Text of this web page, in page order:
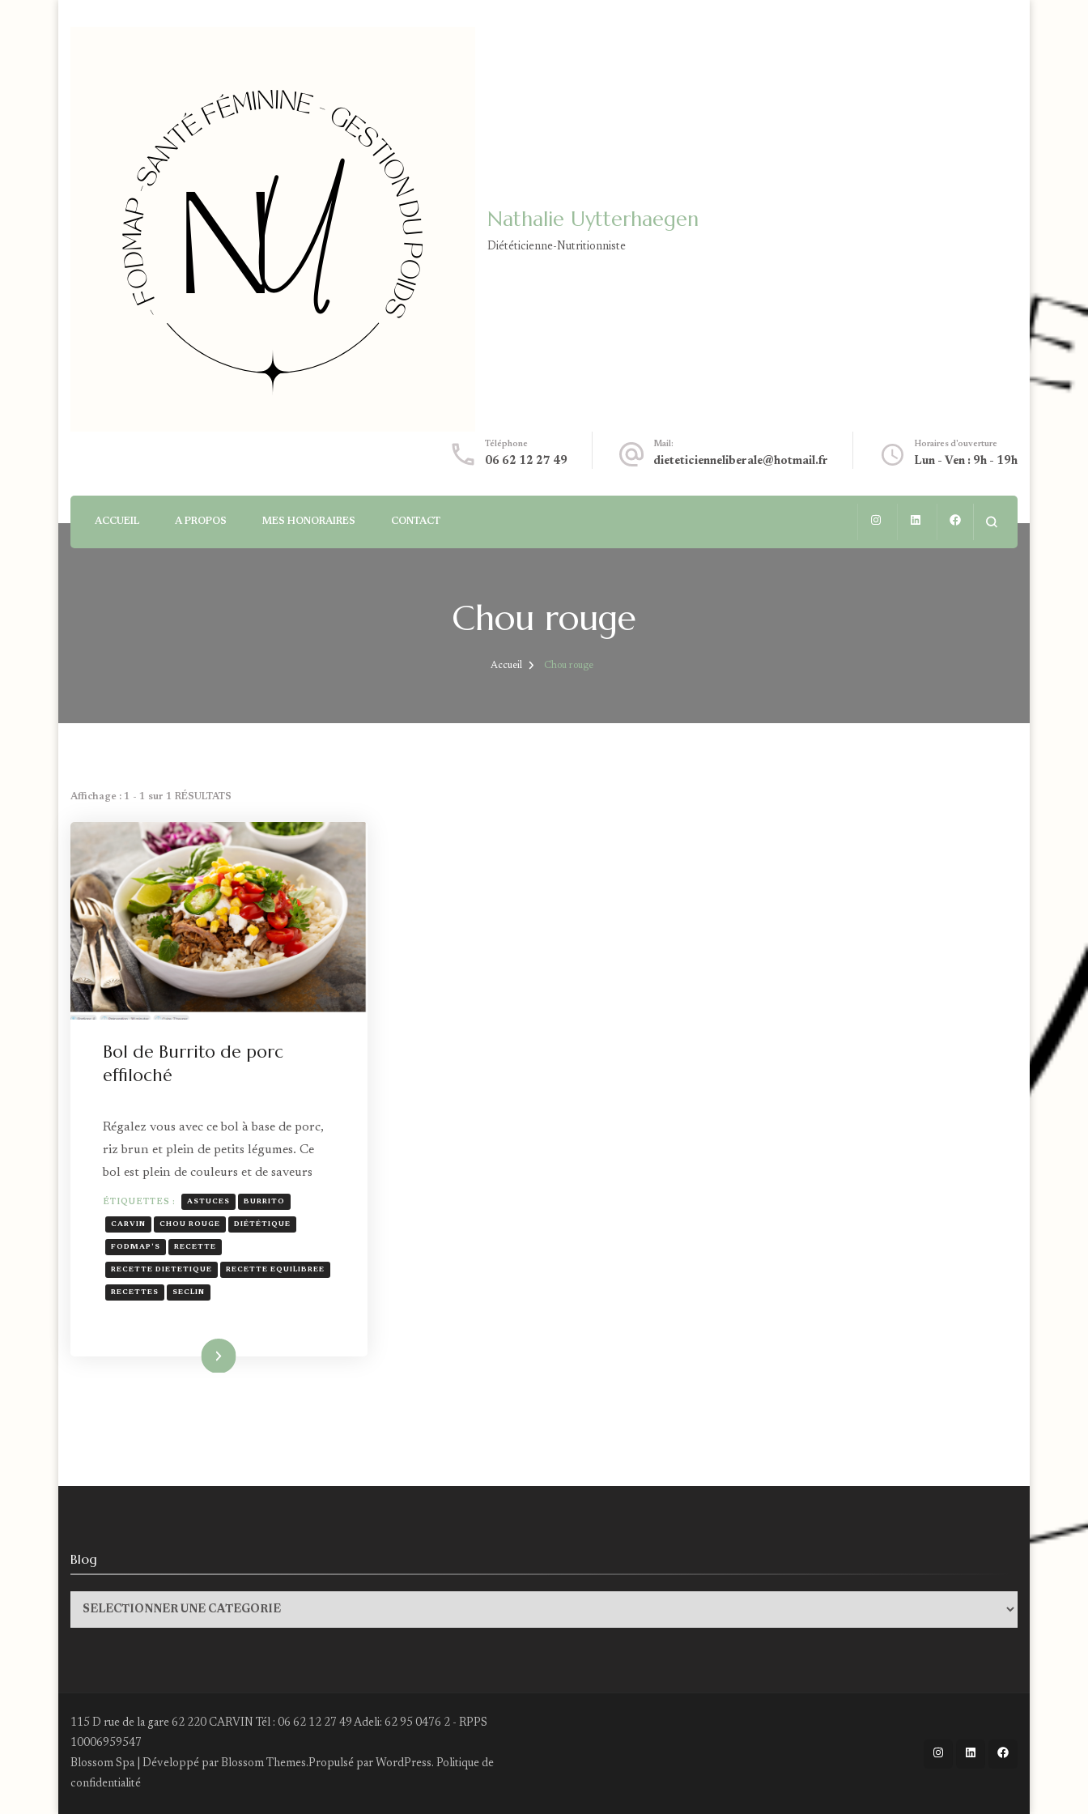
Nathalie Uytterhaegen
Diététicienne-Nutritionniste
Téléphone
06 62 12 27 49
Mail:
dieteticienneliberale@hotmail.fr
Horaires d'ouverture
Lun - Ven : 9h - 19h
ACCUEIL A PROPOS MES HONORAIRES CONTACT
Chou rouge
Accueil Chou rouge
Affichage : 1 - 1 sur 1 RÉSULTATS
Bol de Burrito de porc
effiloché
Régalez vous avec ce bol à base de porc,
riz brun et plein de petits légumes. Ce
bol est plein de couleurs et de saveurs
ÉTIQUETTES : ASTUCES BURRITO
CARVIN CHOU ROUGE DIÉTÉTIQUE
FODMAP'S RECETTE
RECETTE DIETETIQUE RECETTE EQUILIBREE
RECETTES SECLIN
Lire la suite
Blog
Blog
115 D rue de la gare 62 220 CARVIN Tél : 06 62 12 27 49 Adeli: 62 95 0476 2 - RPPS
10006959547
Blossom Spa | Développé par Blossom Themes.Propulsé par WordPress. Politique de
confidentialité